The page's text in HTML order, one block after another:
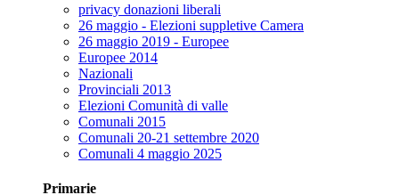
privacy donazioni liberali
26 maggio - Elezioni suppletive Camera
26 maggio 2019 - Europee
Europee 2014
Nazionali
Provinciali 2013
Elezioni Comunità di valle
Comunali 2015
Comunali 20-21 settembre 2020
Comunali 4 maggio 2025
Primarie